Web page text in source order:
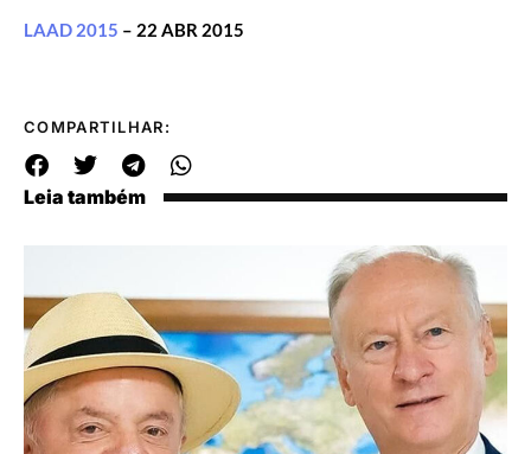
LAAD 2015 – 22 ABR 2015
COMPARTILHAR:
Leia também